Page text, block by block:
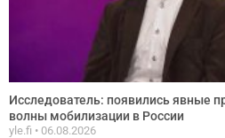
Исследователь: появились явные
волны мобилизации в России
yle.fi 06.08.2026